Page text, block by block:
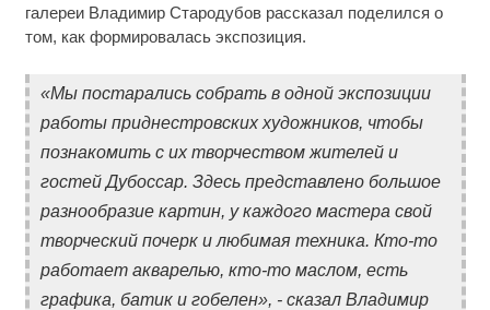
галереи Владимир Стародубов рассказал поделился о
том, как формировалась экспозиция.
«Мы постарались собрать в одной экспозиции
работы приднестровских художников, чтобы
познакомить с их творчеством жителей и
гостей Дубоссар. Здесь представлено большое
разнообразие картин, у каждого мастера свой
творческий почерк и любимая техника. Кто-то
работает акварелью, кто-то маслом, есть
графика, батик и гобелен», - сказал Владимир